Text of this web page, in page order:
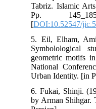
Tabriz.
Pp.
[
5. Eil,
National
Urban
6. Fukai,
by Arman